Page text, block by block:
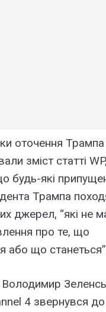
оточення
зміст статті WP,
будь-які
Трампа
джерел, “які не
про те, що
або що
4 звернувся до